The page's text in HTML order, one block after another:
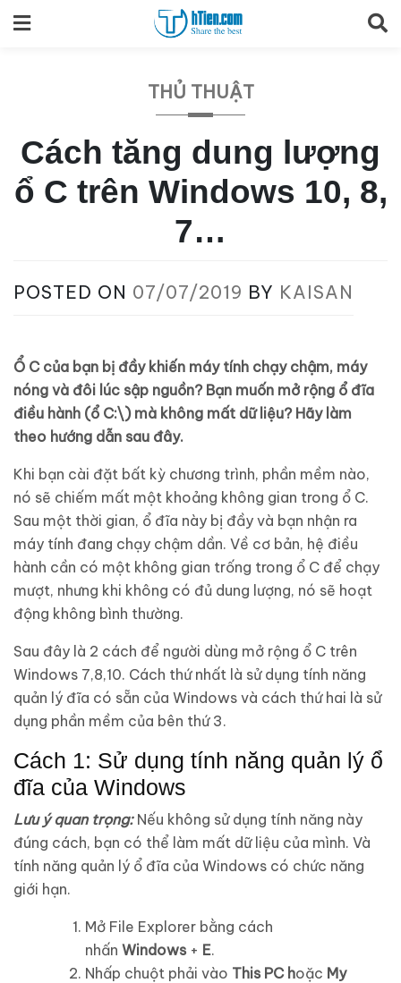
to
THỦ THUẬT
Cách tăng dung lượng
ổ C trên Windows 10, 8,
7…
POSTED ON 07/07/2019 BY KAISAN
Ổ C của bạn bị đầy khiến máy tính chạy chậm, máy
nóng và đôi lúc sập nguồn? Bạn muốn mở rộng ổ đĩa
điều hành (ổ C:\) mà không mất dữ liệu? Hãy làm
theo hướng dẫn sau đây.
Khi bạn cài đặt bất kỳ chương trình, phần mềm nào,
nó sẽ chiếm mất một khoảng không gian trong ổ C.
Sau một thời gian, ổ đĩa này bị đầy và bạn nhận ra
máy tính đang chạy chậm dần. Về cơ bản, hệ điều
hành cần có một không gian trống trong ổ C để chạy
mượt, nhưng khi không có đủ dung lượng, nó sẽ hoạt
động không bình thường.
Sau đây là 2 cách để người dùng mở rộng ổ C trên
Windows 7,8,10. Cách thứ nhất là sử dụng tính năng
quản lý đĩa có sẵn của Windows và cách thứ hai là sử
dụng phần mềm của bên thứ 3.
Cách 1: Sử dụng tính năng quản lý ổ
đĩa của Windows
Lưu ý quan trọng:Nếu không sử dụng tính năng này
đúng cách, bạn có thể làm mất dữ liệu của mình. Và
tính năng quản lý ổ đĩa của Windows có chức năng
giới hạn.
Mở File Explorer bằng cách
nhấn Windows + E.
Nhấp chuột phải vào This PC hoặc My